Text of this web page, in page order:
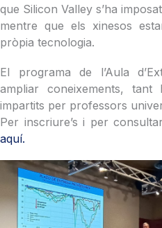
que Silicon Valley s’ha
mentre que els xinesos
pròpia tecnologia.
El programa de l’Aula
ampliar coneixements, tant
impartits per professors
Per inscriure’s i per
aquí.